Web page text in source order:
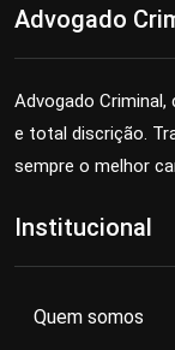
Advogado
Advogado
e total discrição.
sempre o melhor
Institucional
Quem somos